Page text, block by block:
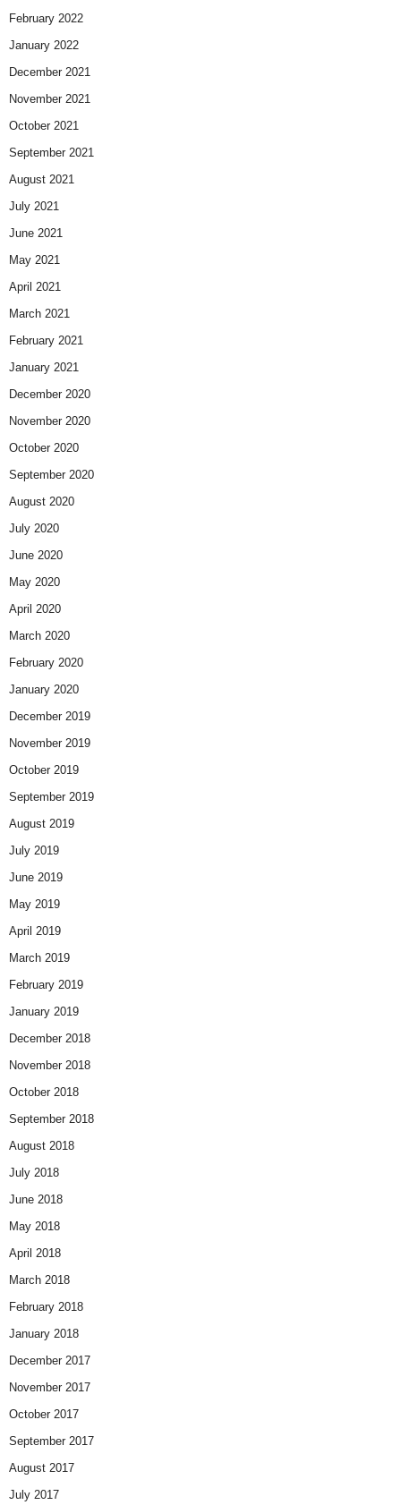
February 2022
January 2022
December 2021
November 2021
October 2021
September 2021
August 2021
July 2021
June 2021
May 2021
April 2021
March 2021
February 2021
January 2021
December 2020
November 2020
October 2020
September 2020
August 2020
July 2020
June 2020
May 2020
April 2020
March 2020
February 2020
January 2020
December 2019
November 2019
October 2019
September 2019
August 2019
July 2019
June 2019
May 2019
April 2019
March 2019
February 2019
January 2019
December 2018
November 2018
October 2018
September 2018
August 2018
July 2018
June 2018
May 2018
April 2018
March 2018
February 2018
January 2018
December 2017
November 2017
October 2017
September 2017
August 2017
July 2017